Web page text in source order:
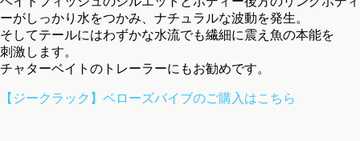
ーがしっかり水をつかみ、ナチュラルな波動を発生。
そしてテールにはわずかな水流でも繊細に震え魚の本能を
刺激します。
チャターベイトのトレーラーにもお勧めです。
【ジークラック】ベローズバイブのご購入はこちら